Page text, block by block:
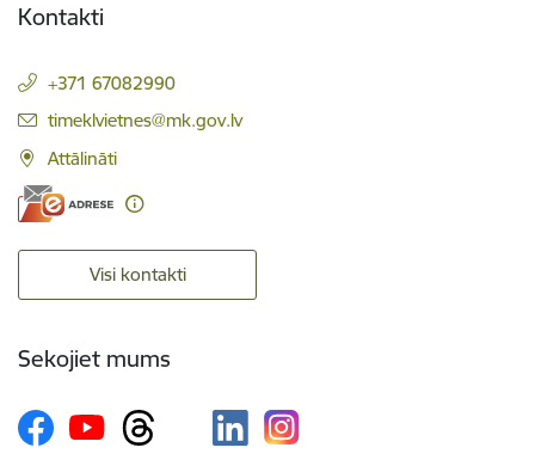
Kontakti
+371 67082990
E-pasts:
timeklvietnes@mk.gov.lv
Attālināti
Visi kontakti
Sekojiet mums